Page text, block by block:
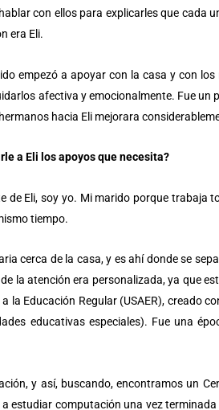
con ellos para explicarles que cada
era Eli.
empezó a apoyar con la casa y con los
afectiva y emocionalmente. Fue un
hacia Eli mejorara
a Eli los apoyos que necesita?
de Eli, soy yo. Mi marido porque trabaja
tiempo.
cerca de la casa, y es ahí donde se
la atención era personalizada, ya que
la Educación Regular (USAER), creado
educativas especiales). Fue una
y así, buscando, encontramos un
estudiar computación una vez terminada